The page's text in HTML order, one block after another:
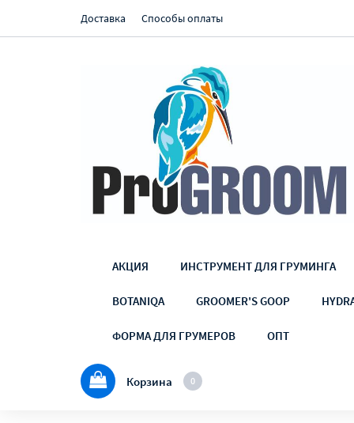
Доставка Способы оплаты
АКЦИЯ ИНСТРУМЕНТ ДЛЯ ГРУМИНГА
BOTANIQA GROOMER'S GOOP
ФОРМА ДЛЯ ГРУМЕРОВ ОПТ
0
Корзина